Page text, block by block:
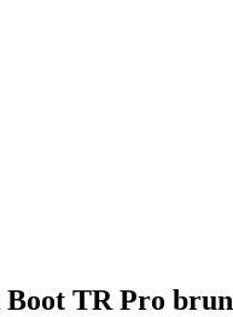
Boot TR Pro brun